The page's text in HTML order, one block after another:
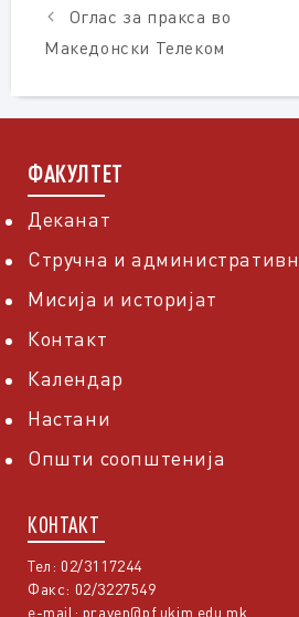
Оглас за пракса во
Македонски Телеком
ФАКУЛТЕТ
Деканат
Стручна и
Мисија и историјат
Контакт
Календар
Настани
Општи соопштенија
КОНТАКТ
Тел: 02/3117244
Факс: 02/3227549
e-mail: praven@pf.ukim.edu.mk